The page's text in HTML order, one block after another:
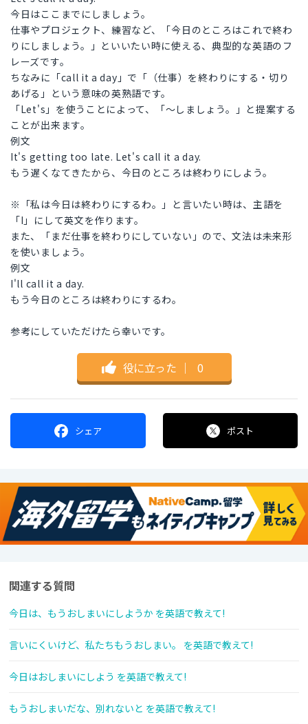
今日はここまでにしましょう。
仕事やプロジェクト、練習など、「今日のところはこれで終わ
りにしましょう。」といいたい時に使える、典型的な英語のフ
レーズです。
ちなみに「call it a day」で「（仕事）を終わりにする・切り
あげる」という意味の英熟語です。
「Let's」を使うことによって、「〜しましょう。」と提案する
ことが出来ます。
例文
It's getting too late. Let's call it a day.
もう遅くなてきたから、今日のところは終わりにしよう。
※「私は今日は終わりにするわ。」と言いたい時は、主語を
「I」にして英文を作ります。
また、「まだ仕事を終わりにしていない」ので、文法は未来形
を使いましょう。
例文
I'll call it a day.
もう今日のところは終わりにするわ。
参考にしていただけたら幸いです。
役に立った ｜ 0
シェア ポスト
関連する質問
今日は、もうおしまいにしようか を英語で教えて!
言いにくいけど、私たちもうおしまい。 を英語で教えて!
今日はおしまいにしよう を英語で教えて!
もうおしまいだな、別れないと を英語で教えて!